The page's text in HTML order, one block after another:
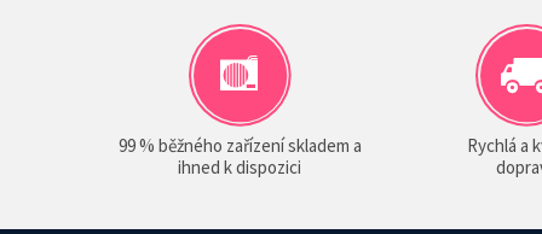
99 % běžného zařízení skladem a
ihned k dispozici
Rychlá a